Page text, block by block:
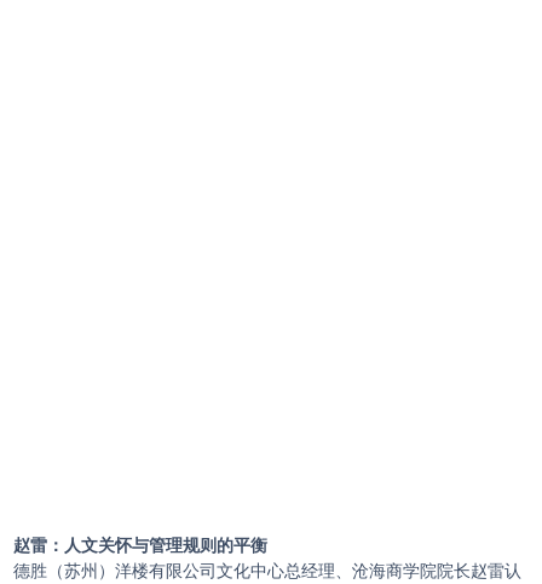
赵雷：人文关怀与管理规则的平衡
德胜（苏州）洋楼有限公司文化中心总经理、沧海商学院院长赵雷认